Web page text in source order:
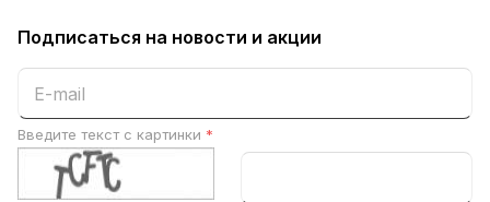
Подписаться на новости и акции
Введите текст с картинки *